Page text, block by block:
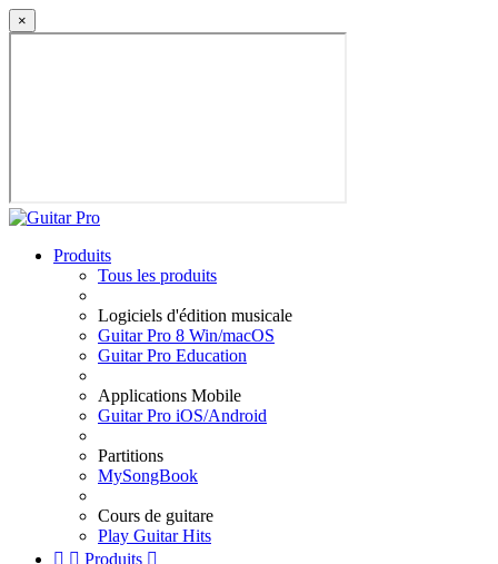
×
Produits
Tous les produits
Logiciels d'édition musicale
Guitar Pro 8 Win/macOS
Guitar Pro Education
Applications Mobile
Guitar Pro iOS/Android
Partitions
MySongBook
Cours de guitare
Play Guitar Hits
  Produits 